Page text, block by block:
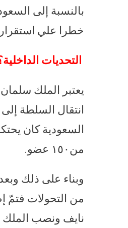
بالنسبة إلى
خطرا علي
التحديات
يعتبر الملك
انتقال السلطة
من١٥٠ عضو.
وبناء على ذلك
من التحولات فتمّ
نايف ونصب الملك